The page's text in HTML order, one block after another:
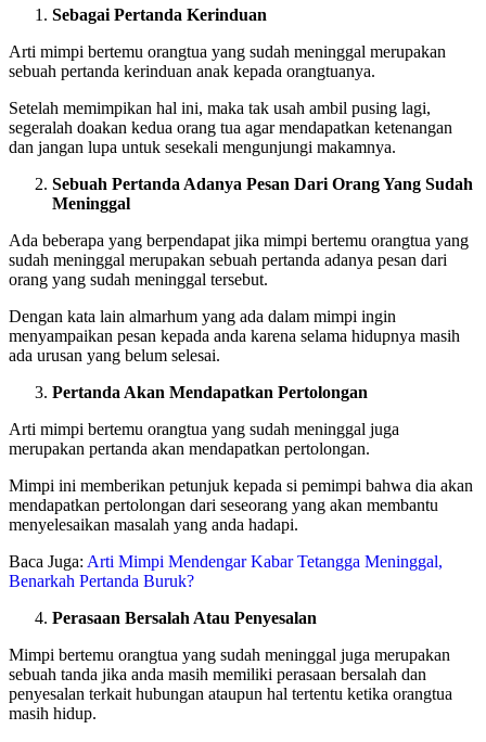
Sebagai Pertanda Kerinduan
Arti mimpi bertemu orangtua yang sudah meninggal merupakan
sebuah pertanda kerinduan anak kepada orangtuanya.
Setelah memimpikan hal ini, maka tak usah ambil pusing lagi,
segeralah doakan kedua orang tua agar mendapatkan ketenangan
dan jangan lupa untuk sesekali mengunjungi makamnya.
Sebuah Pertanda Adanya Pesan Dari Orang Yang Sudah
Meninggal
Ada beberapa yang berpendapat jika mimpi bertemu orangtua yang
sudah meninggal merupakan sebuah pertanda adanya pesan dari
orang yang sudah meninggal tersebut.
Dengan kata lain almarhum yang ada dalam mimpi ingin
menyampaikan pesan kepada anda karena selama hidupnya masih
ada urusan yang belum selesai.
Pertanda Akan Mendapatkan Pertolongan
Arti mimpi bertemu orangtua yang sudah meninggal juga
merupakan pertanda akan mendapatkan pertolongan.
Mimpi ini memberikan petunjuk kepada si pemimpi bahwa dia akan
mendapatkan pertolongan dari seseorang yang akan membantu
menyelesaikan masalah yang anda hadapi.
Baca Juga: Arti Mimpi Mendengar Kabar Tetangga Meninggal,
Benarkah Pertanda Buruk?
Perasaan Bersalah Atau Penyesalan
Mimpi bertemu orangtua yang sudah meninggal juga merupakan
sebuah tanda jika anda masih memiliki perasaan bersalah dan
penyesalan terkait hubungan ataupun hal tertentu ketika orangtua
masih hidup.